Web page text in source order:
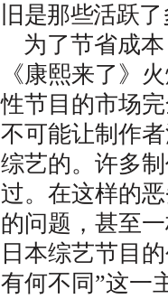
旧是那些活跃
为了节省成
《康熙来了》
性节目的市场
不可能让制作
综艺的。许多
过。在这样的
的问题，甚至
日本综艺节目
有何不同”这一